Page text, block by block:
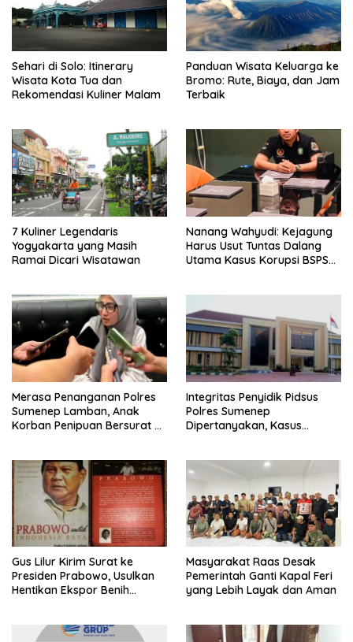
Sehari di Solo: Itinerary
Wisata Kota Tua dan
Rekomendasi Kuliner Malam
Panduan Wisata Keluarga ke
Bromo: Rute, Biaya, dan Jam
Terbaik
7 Kuliner Legendaris
Yogyakarta yang Masih
Ramai Dicari Wisatawan
Nanang Wahyudi: Kejagung
Harus Usut Tuntas Dalang
Utama Kasus Korupsi BSPS
Merasa Penanganan Polres
Sumenep Lamban, Anak
Korban Penipuan Bersurat ke
Integritas Penyidik Pidsus
Polres Sumenep
Dipertanyakan, Kasus
Kepastian
Gus Lilur Kirim Surat ke
Presiden Prabowo, Usulkan
Hentikan Ekspor Benih
Masyarakat Raas Desak
Pemerintah Ganti Kapal Feri
yang Lebih Layak dan Aman